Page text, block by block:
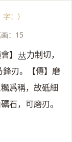
字：）
：15
】 𠀤力制切，
鋒刃。【傳】磨
爲稱，故砥細
石，可磨刃。